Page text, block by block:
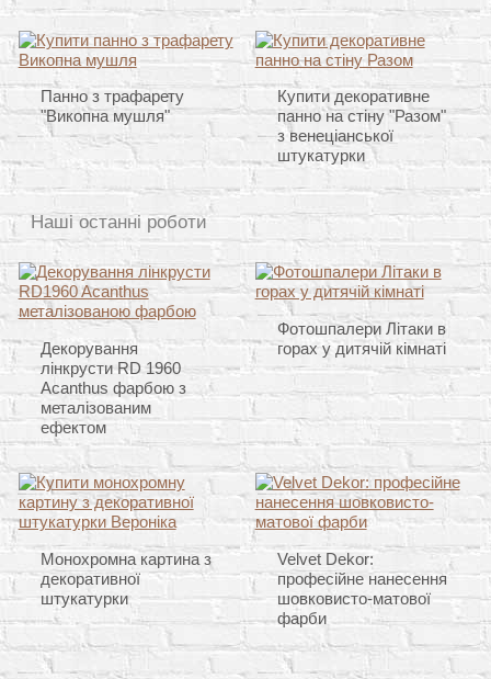
Панно з трафарету
"Викопна мушля"
Купити декоративне
панно на стіну "Разом"
з венеціанської
штукатурки
Наші останні роботи
Декорування
лінкрусти RD 1960
Acanthus фарбою з
металізованим
ефектом
Фотошпалери Літаки в
горах у дитячій кімнаті
Монохромна картина з
декоративної
штукатурки
Velvet Dekor:
професійне нанесення
шовковисто-матової
фарби